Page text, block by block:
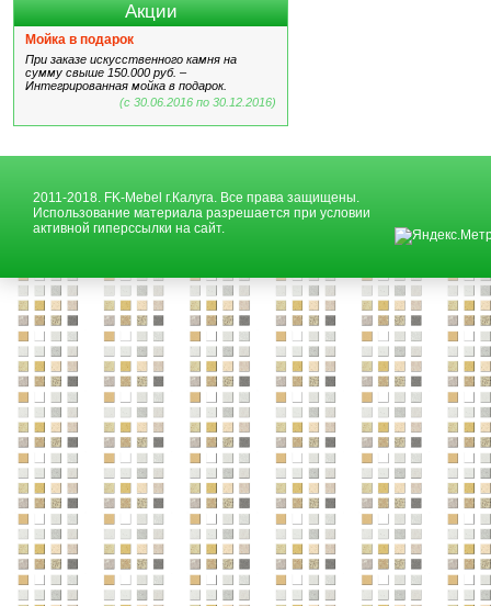
Акции
Мойка в подарок
При заказе искусственного камня на
сумму свыше 150.000 руб. –
Интегрированная мойка в подарок.
(с 30.06.2016 по 30.12.2016)
2011-2018. FK-Mebel г.Калуга. Все права защищены.
Использование материала разрешается при условии
активной гиперссылки на сайт.